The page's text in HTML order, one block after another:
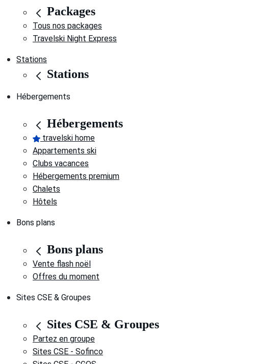
Packages
Tous nos packages
Travelski Night Express
Stations
Stations
Hébergements
Hébergements
travelski home
Appartements ski
Clubs vacances
Hébergements premium
Chalets
Hôtels
Bons plans
Bons plans
Vente flash noël
Offres du moment
Sites CSE & Groupes
Sites CSE & Groupes
Partez en groupe
Sites CSE - Sofinco